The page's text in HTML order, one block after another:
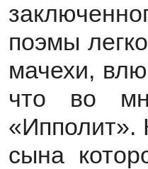
поэмы
мачехи,
что во
«Ипполит».
сына